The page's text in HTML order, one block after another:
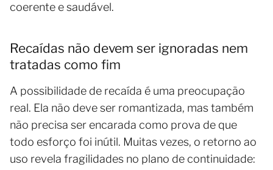
coerente e saudável.
Recaídas não devem ser ignoradas nem
tratadas como fim
A possibilidade de recaída é uma preocupação
real. Ela não deve ser romantizada, mas também
não precisa ser encarada como prova de que
todo esforço foi inútil. Muitas vezes, o retorno ao
uso revela fragilidades no plano de continuidade: